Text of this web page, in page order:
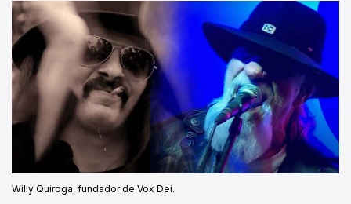
Willy Quiroga, fundador de Vox Dei.